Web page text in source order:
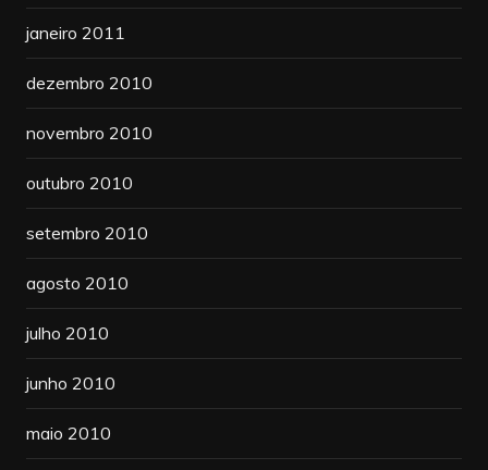
janeiro 2011
dezembro 2010
novembro 2010
outubro 2010
setembro 2010
agosto 2010
julho 2010
junho 2010
maio 2010